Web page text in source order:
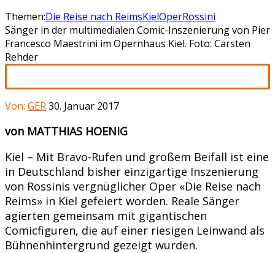
Themen:Die Reise nach ReimsKielOperRossini
Sänger in der multimedialen Comic-Inszenierung von Pier
Francesco Maestrini im Opernhaus Kiel. Foto: Carsten
Rehder
Von: GER30. Januar 2017
von MATTHIAS HOENIG
Kiel – Mit Bravo-Rufen und großem Beifall ist eine
in Deutschland bisher einzigartige Inszenierung
von Rossinis vergnüglicher Oper «Die Reise nach
Reims» in Kiel gefeiert worden. Reale Sänger
agierten gemeinsam mit gigantischen
Comicfiguren, die auf einer riesigen Leinwand als
Bühnenhintergrund gezeigt wurden.